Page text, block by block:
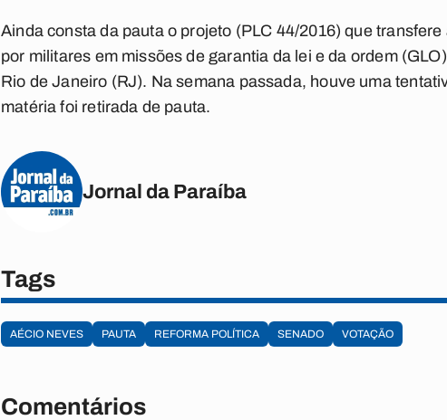
Ainda consta da pauta o projeto (PLC 44/2016) que
por militares em missões de garantia da lei e da ordem
Rio de Janeiro (RJ). Na semana passada, houve uma
matéria foi retirada de pauta.
Jornal da Paraíba
Tags
AÉCIO NEVES PAUTA REFORMA POLÍTICA SENADO VOTAÇÃO
Comentários